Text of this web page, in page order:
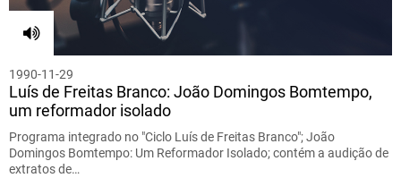
1990-11-29
Luís de Freitas Branco: João Domingos Bomtempo,
um reformador isolado
Programa integrado no "Ciclo Luís de Freitas Branco"; João
Domingos Bomtempo: Um Reformador Isolado; contém a audição de
extratos de…